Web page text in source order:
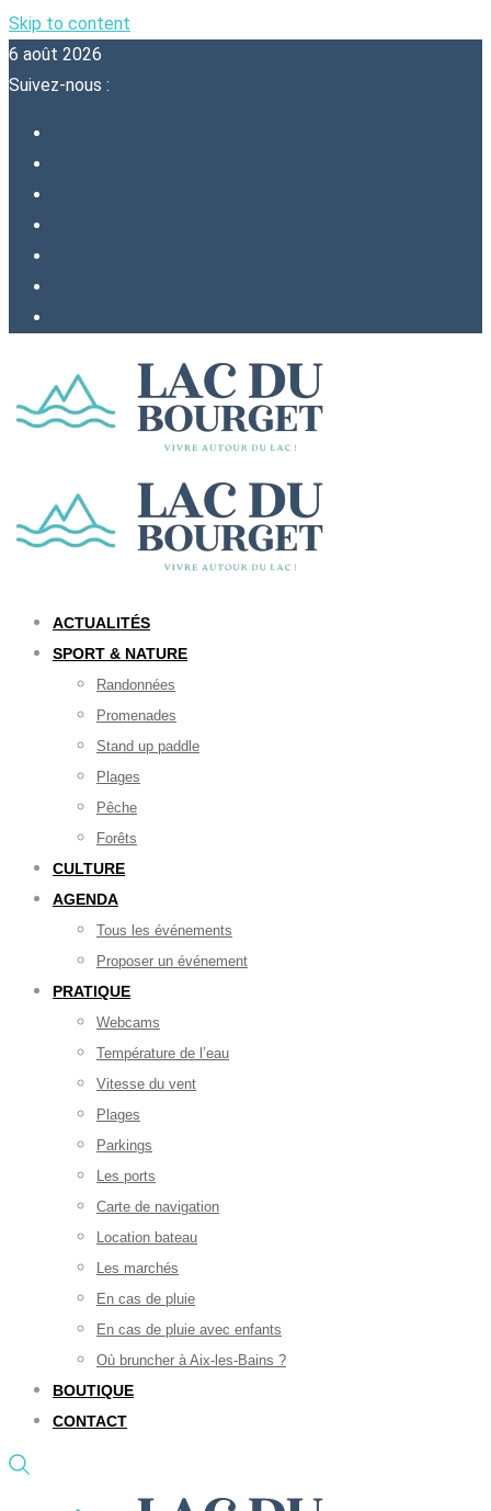
Skip to content
6 août 2026
Suivez-nous :
ACTUALITÉS
SPORT & NATURE
Randonnées
Promenades
Stand up paddle
Plages
Pêche
Forêts
CULTURE
AGENDA
Tous les événements
Proposer un événement
PRATIQUE
Webcams
Température de l’eau
Vitesse du vent
Plages
Parkings
Les ports
Carte de navigation
Location bateau
Les marchés
En cas de pluie
En cas de pluie avec enfants
Où bruncher à Aix-les-Bains ?
BOUTIQUE
CONTACT